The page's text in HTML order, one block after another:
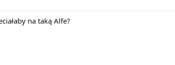
na taką Alfe?